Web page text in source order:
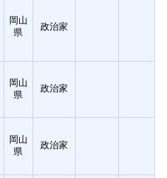
岡山
県
政治家
岡山
県
政治家
岡山
県
政治家